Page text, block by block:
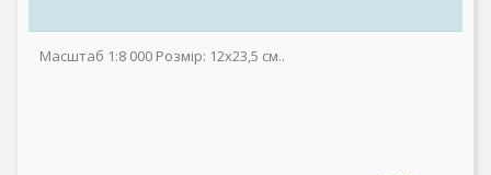
Масштаб 1:8 000 Розмір: 12x23,5 см..